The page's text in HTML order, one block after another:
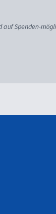
Spenden-